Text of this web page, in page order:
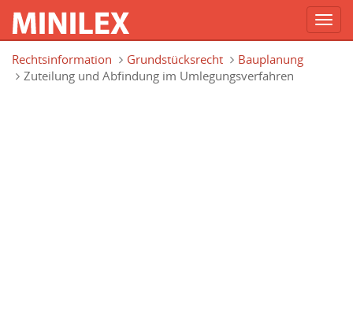
Rechtsinformation
Grundstücksrecht
Bauplanung
Zuteilung und Abfindung im Umlegungsverfahren